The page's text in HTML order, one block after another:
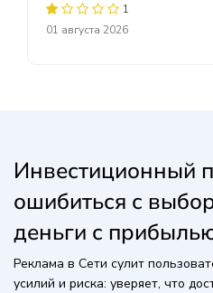
1
01 августа 2026
Инвестиционный
ошибиться с
деньги с
Реклама в Сети сулит
усилий и риска: уверяет, что